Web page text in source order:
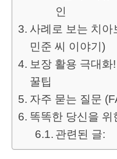
인
사례로 보는 치아
민준 씨 이야기)
보장 활용 극대
꿀팁
자주 묻는 질문
똑똑한 당신을 위
관련된 글: